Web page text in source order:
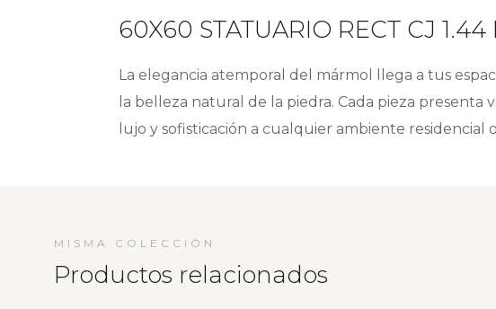
60X60 STATUARIO RECT CJ 1.44
La elegancia atemporal del mármol llega a tus
la belleza natural de la piedra. Cada pieza presenta
lujo y sofisticación a cualquier ambiente residencial
MISMA COLECCIÓN
Productos relacionados